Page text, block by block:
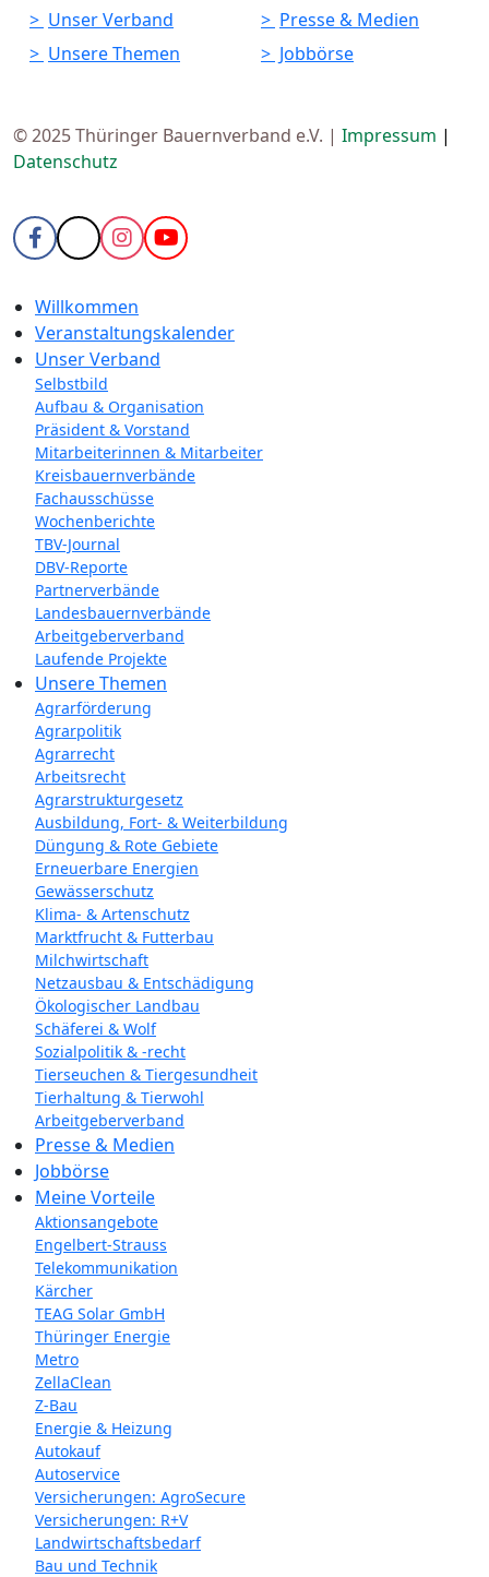
Unser Verband
Unsere Themen
Presse & Medien
Jobbörse
© 2025 Thüringer Bauernverband e.V. | Impressum |
Datenschutz
Willkommen
Veranstaltungskalender
Unser Verband
Selbstbild
Aufbau & Organisation
Präsident & Vorstand
Mitarbeiterinnen & Mitarbeiter
Kreisbauernverbände
Fachausschüsse
Wochenberichte
TBV-Journal
DBV-Reporte
Partnerverbände
Landesbauernverbände
Arbeitgeberverband
Laufende Projekte
Unsere Themen
Agrarförderung
Agrarpolitik
Agrarrecht
Arbeitsrecht
Agrarstrukturgesetz
Ausbildung, Fort- & Weiterbildung
Düngung & Rote Gebiete
Erneuerbare Energien
Gewässerschutz
Klima- & Artenschutz
Marktfrucht & Futterbau
Milchwirtschaft
Netzausbau & Entschädigung
Ökologischer Landbau
Schäferei & Wolf
Sozialpolitik & -recht
Tierseuchen & Tiergesundheit
Tierhaltung & Tierwohl
Arbeitgeberverband
Presse & Medien
Jobbörse
Meine Vorteile
Aktionsangebote
Engelbert-Strauss
Telekommunikation
Kärcher
TEAG Solar GmbH
Thüringer Energie
Metro
ZellaClean
Z-Bau
Energie & Heizung
Autokauf
Autoservice
Versicherungen: AgroSecure
Versicherungen: R+V
Landwirtschaftsbedarf
Bau und Technik